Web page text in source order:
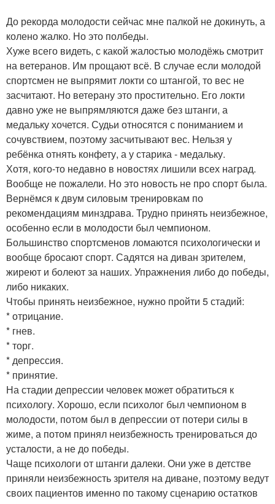
До рекорда молодости сейчас мне палкой не докинуть, а
колено жалко. Но это полбеды.
Хуже всего видеть, с какой жалостью молодёжь смотрит
на ветеранов. Им прощают всё. В случае если молодой
спортсмен не выпрямит локти со штангой, то вес не
засчитают. Но ветерану это простительно. Его локти
давно уже не выпрямляются даже без штанги, а
медальку хочется. Судьи относятся с пониманием и
сочувствием, поэтому засчитывают вес. Нельзя у
ребёнка отнять конфету, а у старика - медальку.
Хотя, кого-то недавно в новостях лишили всех наград.
Вообще не пожалели. Но это новость не про спорт была.
Вернёмся к двум силовым тренировкам по
рекомендациям минздрава. Трудно принять неизбежное,
особенно если в молодости был чемпионом.
Большинство спортсменов ломаются психологически и
вообще бросают спорт. Садятся на диван зрителем,
жиреют и болеют за наших. Упражнения либо до победы,
либо никаких.
Чтобы принять неизбежное, нужно пройти 5 стадий:
* отрицание.
* гнев.
* торг.
* депрессия.
* принятие.
На стадии депрессии человек может обратиться к
психологу. Хорошо, если психолог был чемпионом в
молодости, потом был в депрессии от потери силы в
жиме, а потом принял неизбежность тренироваться до
усталости, а не до победы.
Чаще психологи от штанги далеки. Они уже в детстве
приняли неизбежность зрителя на диване, поэтому ведут
своих пациентов именно по такому сценарию остатков